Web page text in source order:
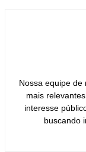
Nossa equipe
mais
interesse
buscando